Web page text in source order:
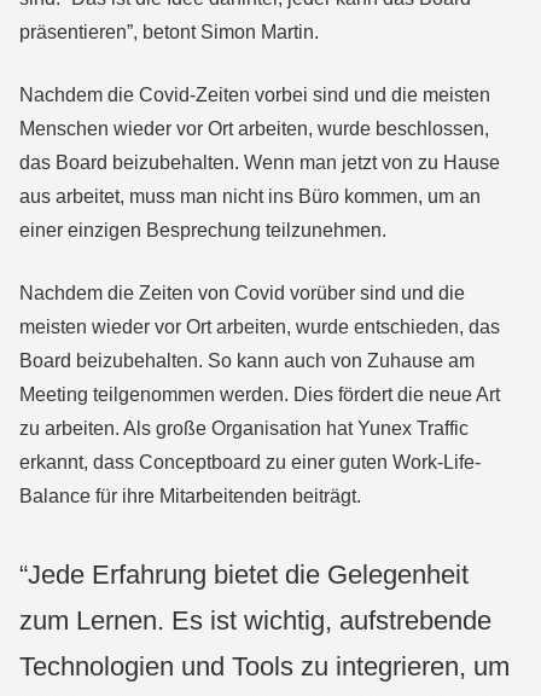
präsentieren”, betont Simon Martin.
Nachdem die Covid-Zeiten vorbei sind und die meisten
Menschen wieder vor Ort arbeiten, wurde beschlossen,
das Board beizubehalten. Wenn man jetzt von zu Hause
aus arbeitet, muss man nicht ins Büro kommen, um an
einer einzigen Besprechung teilzunehmen.
Nachdem die Zeiten von Covid vorüber sind und die
meisten wieder vor Ort arbeiten, wurde entschieden, das
Board beizubehalten. So kann auch von Zuhause am
Meeting teilgenommen werden. Dies fördert die neue Art
zu arbeiten. Als große Organisation hat Yunex Traffic
erkannt, dass Conceptboard zu einer guten Work-Life-
Balance für ihre Mitarbeitenden beiträgt.
“Jede Erfahrung bietet die Gelegenheit
zum Lernen. Es ist wichtig, aufstrebende
Technologien und Tools zu integrieren, um